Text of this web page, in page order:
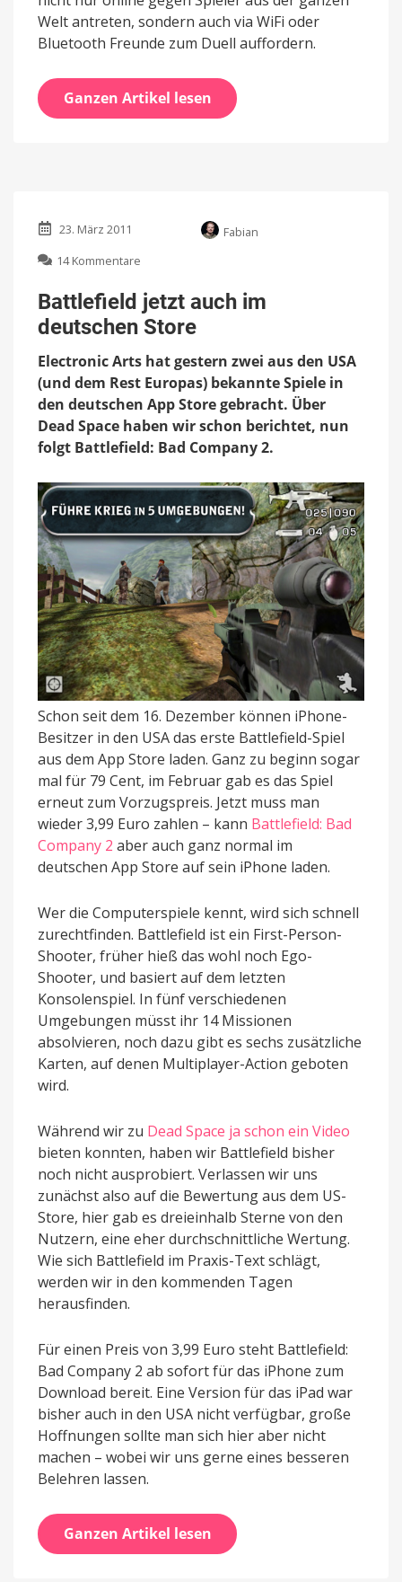
Welt antreten, sondern auch via WiFi oder
Bluetooth Freunde zum Duell auffordern.
Ganzen Artikel lesen
23. März 2011
Fabian
14 Kommentare
jetzt
auch
im
Store
Battlefield jetzt auch im
deutschen Store
Electronic Arts hat gestern zwei aus den USA
(und dem Rest Europas) bekannte Spiele in
den deutschen App Store gebracht. Über
Dead Space haben wir schon berichtet, nun
folgt Battlefield: Bad Company 2.
Schon seit dem 16. Dezember können iPhone-
Besitzer in den USA das erste Battlefield-Spiel
aus dem App Store laden. Ganz zu beginn sogar
mal für 79 Cent, im Februar gab es das Spiel
erneut zum Vorzugspreis. Jetzt muss man
wieder 3,99 Euro zahlen – kann Battlefield: Bad
Company 2 aber auch ganz normal im
deutschen App Store auf sein iPhone laden.
Wer die Computerspiele kennt, wird sich schnell
zurechtfinden. Battlefield ist ein First-Person-
Shooter, früher hieß das wohl noch Ego-
Shooter, und basiert auf dem letzten
Konsolenspiel. In fünf verschiedenen
Umgebungen müsst ihr 14 Missionen
absolvieren, noch dazu gibt es sechs zusätzliche
Karten, auf denen Multiplayer-Action geboten
wird.
Während wir zu Dead Space ja schon ein Video
bieten konnten, haben wir Battlefield bisher
noch nicht ausprobiert. Verlassen wir uns
zunächst also auf die Bewertung aus dem US-
Store, hier gab es dreieinhalb Sterne von den
Nutzern, eine eher durchschnittliche Wertung.
Wie sich Battlefield im Praxis-Text schlägt,
werden wir in den kommenden Tagen
herausfinden.
Für einen Preis von 3,99 Euro steht Battlefield:
Bad Company 2 ab sofort für das iPhone zum
Download bereit. Eine Version für das iPad war
bisher auch in den USA nicht verfügbar, große
Hoffnungen sollte man sich hier aber nicht
machen – wobei wir uns gerne eines besseren
Belehren lassen.
Ganzen Artikel lesen